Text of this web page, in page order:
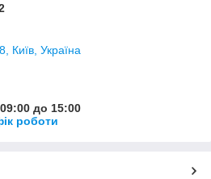
Київ, Україна
до 15:00
роботи